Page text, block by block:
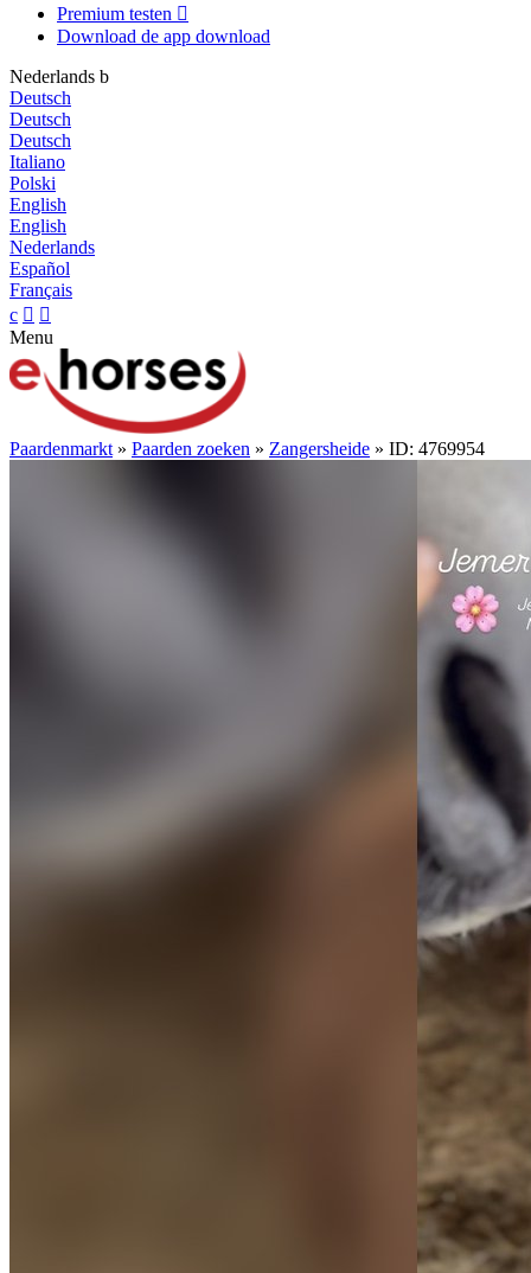
Premium testen 
Download de app download
Nederlands b
Deutsch
Deutsch
Deutsch
Italiano
Polski
English
English
Nederlands
Español
Français
c  
Menu
Paardenmarkt » Paarden zoeken » Zangersheide » ID: 4769954